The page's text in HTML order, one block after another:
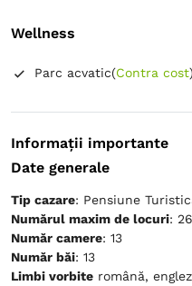
Wellness
Parc acvatic(Contra cost)
Informații importante
Date generale
Tip cazare: Pensiune
Numărul maxim de locuri:
Număr camere: 13
Număr băi: 13
Limbi vorbite română,